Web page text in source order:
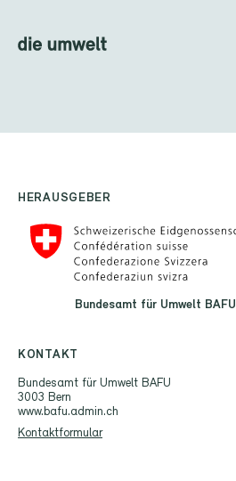
HERAUSGEBER
Bundesamt für Umwelt BAFU
KONTAKT
Bundesamt für Umwelt BAFU
3003 Bern
www.bafu.admin.ch
Kontaktformular